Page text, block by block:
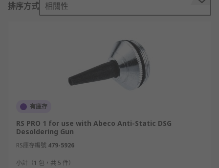
All desoldering nozzles & tips meet
Metcal, Rapid, Weller and RS PRO.
Desoldering Nozzles are suitable for;
Desoldering guns
Hot air guns
Hot air pencils
Gas soldering irons
Applications
排序方式 相關性
有庫存
RS PRO 1 for use with Abeco Anti-Static DSG
Desoldering Gun
RS庫存編號 479-5926
小計（1 包，共 5 件）